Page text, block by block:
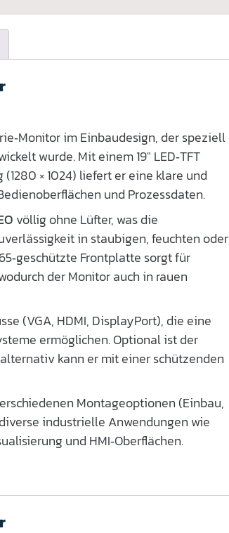
im Einbaudesign, der speziell
wurde. Mit einem 19″ LED‑TFT
(1280 × 1024) liefert er eine klare und
und Prozessdaten.
völlig ohne Lüfter, was die
in staubigen, feuchten oder
Frontplatte sorgt für
der Monitor auch in rauen
(VGA, HDMI, DisplayPort), die eine
ermöglichen. Optional ist der
kann er mit einer schützenden
Montageoptionen (Einbau,
industrielle Anwendungen wie
und HMI‑Oberflächen.